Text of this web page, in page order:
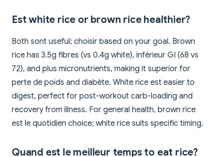
Est white rice or brown rice healthier?
Both sont useful; choisir based on your goal. Brown
rice has 3.5g fibres (vs 0.4g white), inférieur GI (68 vs
72), and plus micronutrients, making it superior for
perte de poids and diabète. White rice est easier to
digest, perfect for post-workout carb-loading and
recovery from illness. For general health, brown rice
est le quotidien choice; white rice suits specific timing.
Quand est le meilleur temps to eat rice?